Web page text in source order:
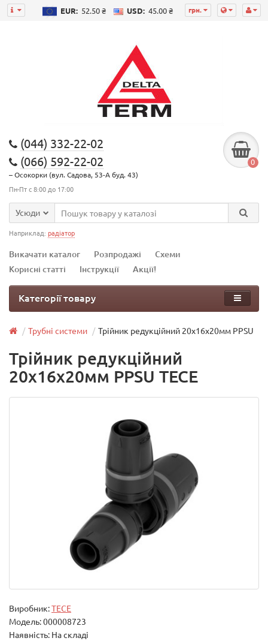
грн.
EUR: 52.50 ₴ USD: 45.00 ₴
(044) 332-22-02
(066) 592-22-02
– Осокорки (вул. Садова, 53-А буд. 43)
Пн-Пт с 8:00 до 17:00
0
Усюди
Наприклад: радіатор
Викачати каталог Розпродажі
Схеми
Корисні статті
Інструкції Акції!
Категорії товару
Трубні системи Трійник редукційний 20х16х20мм PPSU
Трійник редукційний
20х16х20мм PPSU TECE
Виробник:TECE
Модель:000008723
Наявність: На складі